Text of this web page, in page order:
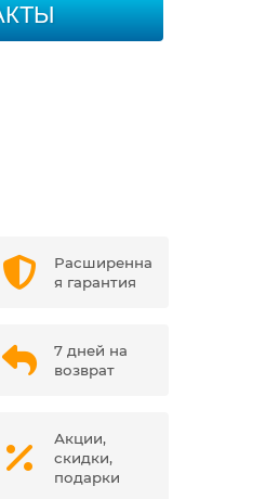
Расширенна
я гарантия
7 дней на
возврат
Акции,
скидки,
подарки